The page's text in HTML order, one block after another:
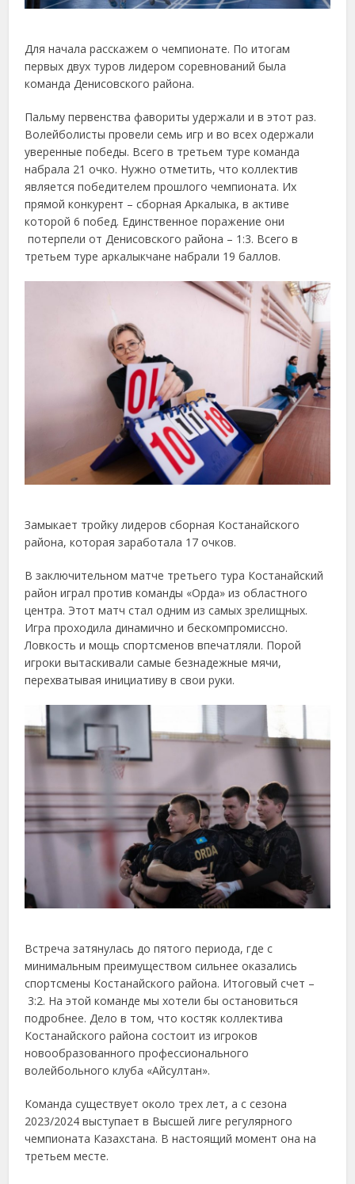
Для начала расскажем о чемпионате. По итогам
первых двух туров лидером соревнований была
команда Денисовского района.
Пальму первенства фавориты удержали и в этот раз.
Волейболисты провели семь игр и во всех одержали
уверенные победы. Всего в третьем туре команда
набрала 21 очко. Нужно отметить, что коллектив
является победителем прошлого чемпионата. Их
прямой конкурент – сборная Аркалыка, в активе
которой 6 побед. Единственное поражение они
потерпели от Денисовского района – 1:3. Всего в
третьем туре аркалыкчане набрали 19 баллов.
Замыкает тройку лидеров сборная Костанайского
района, которая заработала 17 очков.
В заключительном матче третьего тура Костанайский
район играл против команды «Орда» из областного
центра. Этот матч стал одним из самых зрелищных.
Игра проходила динамично и бескомпромиссно.
Ловкость и мощь спортсменов впечатляли. Порой
игроки вытаскивали самые безнадежные мячи,
перехватывая инициативу в свои руки.
Встреча затянулась до пятого периода, где с
минимальным преимуществом сильнее оказались
спортсмены Костанайского района. Итоговый счет –
3:2. На этой команде мы хотели бы остановиться
подробнее. Дело в том, что костяк коллектива
Костанайского района состоит из игроков
новообразованного профессионального
волейбольного клуба «Айсултан».
Команда существует около трех лет, а с сезона
2023/2024 выступает в Высшей лиге регулярного
чемпионата Казахстана. В настоящий момент она на
третьем месте.